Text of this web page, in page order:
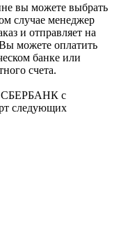
вы можете выбрать
случае менеджер
и отправляет на
можете оплатить
банке или
счета.
СБЕРБАНК с
следующих